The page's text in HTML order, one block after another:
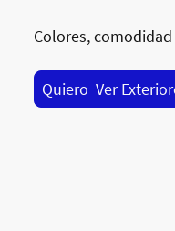
Colores,
Quiero Ver